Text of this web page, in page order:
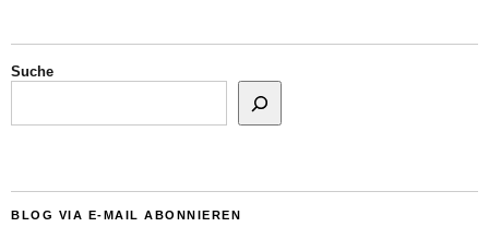
Suche
BLOG VIA E-MAIL ABONNIEREN